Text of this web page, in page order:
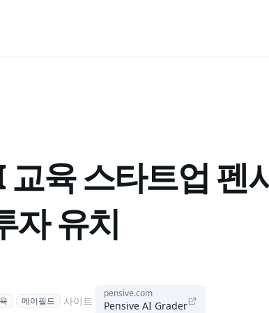
육 스타트업 펜
자 유치
메이필드 사이트
pensive.com
Pensive AI Grader